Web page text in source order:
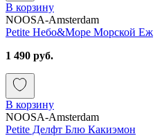
В корзину
NOOSA-Amsterdam
Petite Небо&Море Морской Еж
1 490 руб.
В корзину
NOOSA-Amsterdam
Petite Делфт Блю Какиэмон